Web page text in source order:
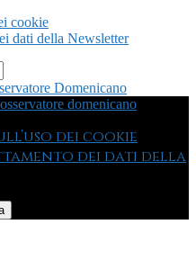
cookie
dati della Newsletter
Domenicano
dei cookie
dei dati della